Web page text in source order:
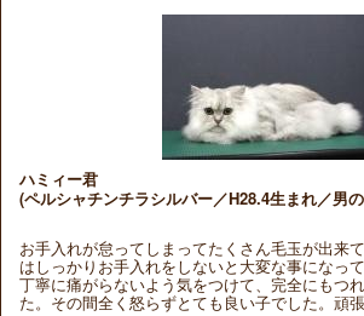
ハミィー君
(ペルシャチンチラシルバー／H28.4生まれ／男
お手入れが怠ってしまってたくさん毛玉が出来
はしっかりお手入れをしないと大変な事になっ
丁寧に痛がらないよう気をつけて、完全にもつ
た。その間全く怒らずとても良い子でした。頑張